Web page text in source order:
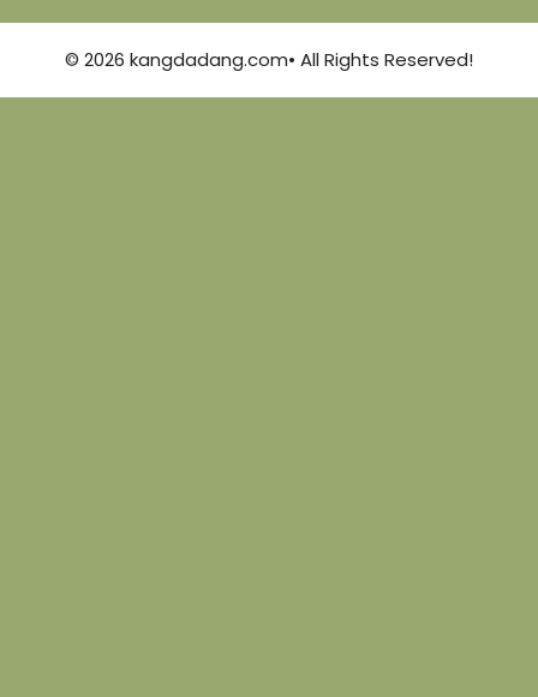
© 2026 kangdadang.com• All Rights Reserved!